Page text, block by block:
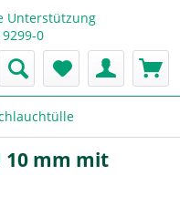
Unterstützung
0
10 mm mit